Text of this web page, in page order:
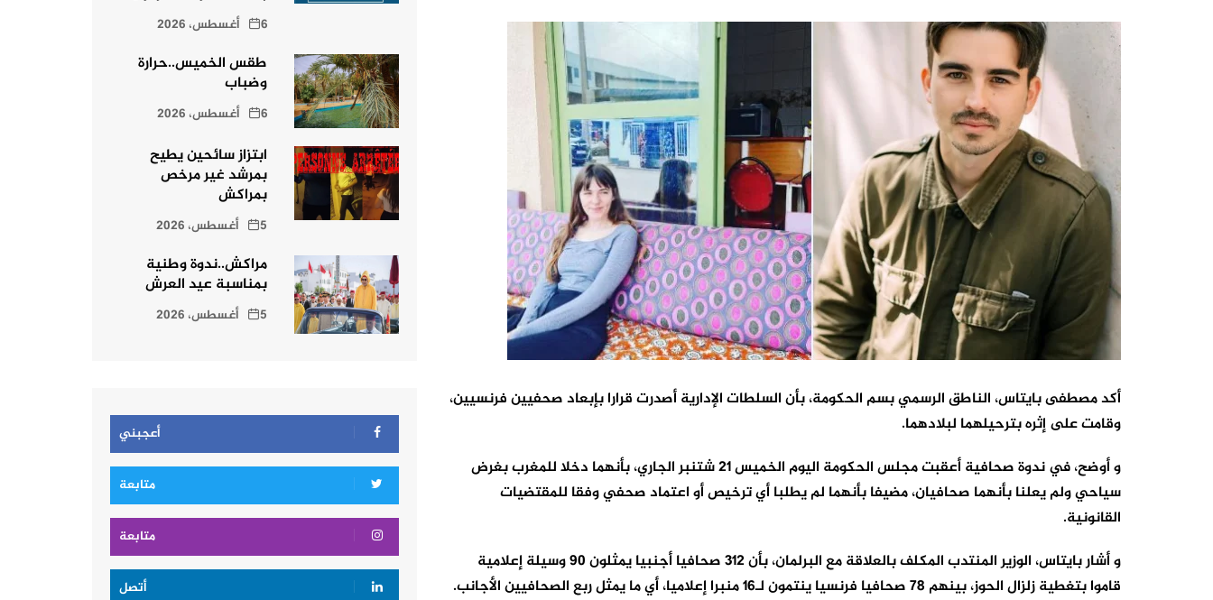
أكد مصطفى بايتاس، الناطق الرسمي بسم الحكومة، بأن السلطات الإدارية أصدرت قرارا بإبعاد صحفيين فرنسيين،
وقامت على إثره بترحيلهما لبلادهما.
و أوضح، في ندوة صحافية أعقبت مجلس الحكومة اليوم الخميس 21 شتنبر الجاري، بأنهما دخلا للمغرب بغرض
سياحي ولم يعلنا بأنهما صحافيان، مضيفا بأنهما لم يطلبا أي ترخيص أو اعتماد صحفي وفقا للمقتضيات
القانونية.
و أشار بايتاس، الوزير المنتدب المكلف بالعلاقة مع البرلمان، بأن 312 صحافيا أجنبيا يمثلون 90 وسيلة إعلامية
قاموا بتغطية زلزال الحوز، بينهم 78 صحافيا فرنسيا ينتمون لـ16 منبرا إعلاميا، أي ما يمثل ربع الصحافيين الأجانب.
6 أغسطس، 2026
طقس الخميس..حرارة
وضباب
6 أغسطس، 2026
ابتزاز سائحين يطيح
بمرشد غير مرخص
بمراكش
5 أغسطس، 2026
مراكش..ندوة وطنية
بمناسبة عيد العرش
5 أغسطس، 2026
أعجبني
متابعة
متابعة
أتصل